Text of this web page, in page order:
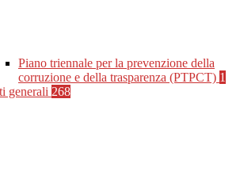
Piano triennale per la prevenzione della
corruzione e della trasparenza (PTPCT) 1
generali 268